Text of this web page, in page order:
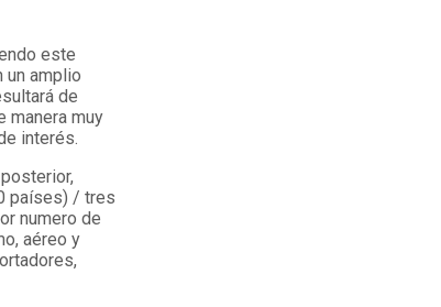
este
un amplio
de
manera muy
interés.
países) / tres
numero de
aéreo y